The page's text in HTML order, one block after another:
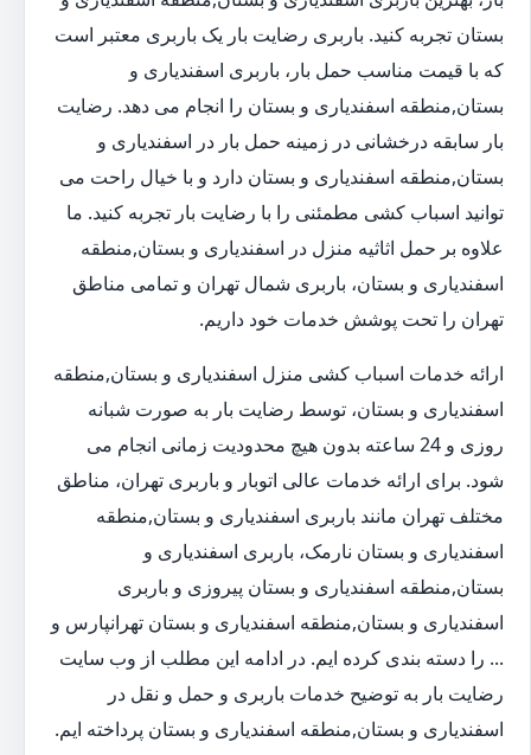
بستان تجربه کنید. باربری رضایت بار یک باربری معتبر است
که با قیمت مناسب حمل بار، باربری اسفندیاری و
بستان,منطقه اسفندیاری و بستان را انجام می دهد. رضایت
بار سابقه درخشانی در زمینه حمل بار در اسفندیاری و
بستان,منطقه اسفندیاری و بستان دارد و با خیال راحت می
توانید اسباب کشی مطمئنی را با رضایت بار تجربه کنید. ما
علاوه بر حمل اثاثیه منزل در اسفندیاری و بستان,منطقه
اسفندیاری و بستان، باربری شمال تهران و تمامی مناطق
تهران را تحت پوشش خدمات خود داریم.
ارائه خدمات اسباب کشی منزل اسفندیاری و بستان,منطقه
اسفندیاری و بستان، توسط رضایت بار به صورت شبانه
روزی و 24 ساعته بدون هیچ محدودیت زمانی انجام می
شود. برای ارائه خدمات عالی اتوبار و باربری تهران، مناطق
مختلف تهران مانند باربری اسفندیاری و بستان,منطقه
اسفندیاری و بستان نارمک، باربری اسفندیاری و
بستان,منطقه اسفندیاری و بستان پیروزی و باربری
اسفندیاری و بستان,منطقه اسفندیاری و بستان تهرانپارس و
... را دسته بندی کرده ایم. در ادامه این مطلب از وب سایت
رضایت بار به توضیح خدمات باربری و حمل و نقل در
اسفندیاری و بستان,منطقه اسفندیاری و بستان پرداخته ایم.